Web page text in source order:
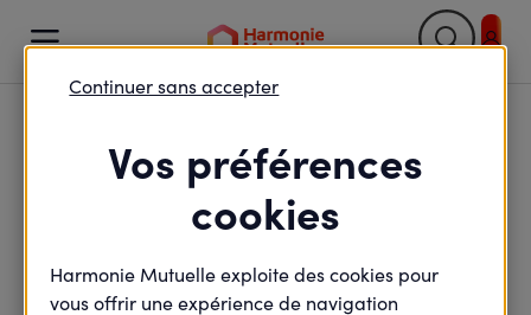

Et si l’accompagnement
social devenait un levier
de prévention en
Vos préférences
cookies
Harmonie Mutuelle exploite des cookies pour
vous offrir une expérience de navigation
Continuer sans accepter